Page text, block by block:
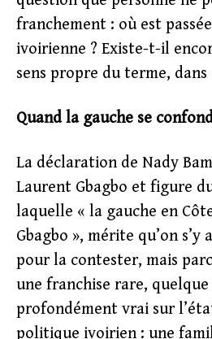
franchement : où est
ivoirienne ? Existe-t-il
sens propre du terme, dans
Quand la gauche se
La déclaration de Nady
Laurent Gbagbo et figure
laquelle « la gauche en
Gbagbo », mérite qu’on s’y
pour la contester, mais
une franchise rare, quelque
profondément vrai sur
politique ivoirien : une